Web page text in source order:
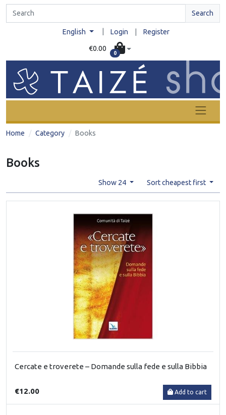
Search
English Login Register
€0.00
0
Home Category Books
Books
Show 24 Sort cheapest first
Cercate e troverete – Domande sulla fede e sulla Bibbia
€12.00 Add to cart